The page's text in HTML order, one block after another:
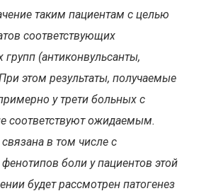
таким пациентам с целью
соответствующих
(антиконвульсанты,
этом результаты, получаемые
у трети больных с
соответствуют ожидаемым.
в том числе с
боли у пациентов этой
будет рассмотрен патогенез